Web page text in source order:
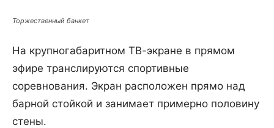
Торжественный банкет
На крупногабаритном ТВ-экране в прямом
эфире транслируются спортивные
соревнования. Экран расположен прямо над
барной стойкой и занимает примерно половину
стены.